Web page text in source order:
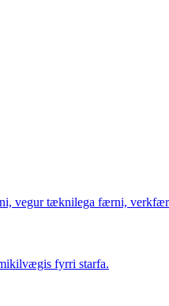
vegur tæknilega færni,
fyrri starfa.